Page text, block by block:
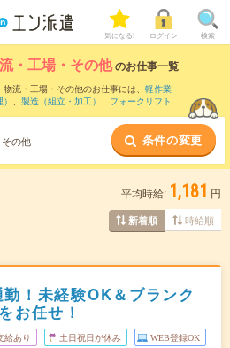
気になる! ログイン 検索
・工場・その他のお仕事一覧
流・工場・その他のお仕事には、 軽作業
、 製造（組立・加工） 、 フォークリフト な
の他 条件の変更
平均時給: 1,181 円
新着順 時給順
！未経験OK＆ブランク
お任せ！
給あり 土日祝日が休み WEB登録OK